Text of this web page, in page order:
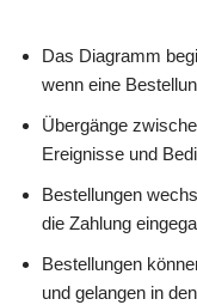
Das Diagramm
wenn eine
Übergänge
Ereignisse und
Bestellungen
die Zahlung
Bestellungen
und gelangen in